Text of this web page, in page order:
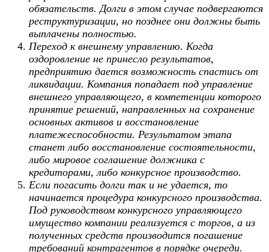
обязательств. Долги в этом случае подвергаются
реструктуризации, но позднее они должны быть
выплачены полностью.
Переход к внешнему управлению. Когда
оздоровление не принесло результатов,
предприятию дается возможность спастись от
ликвидации. Компания попадает под управление
внешнего управляющего, в компетенции которого
принятие решений, направленных на сохранение
основных активов и восстановление
платежеспособности. Результатом этапа
станет либо восстановление состоятельности,
либо мировое соглашение должника с
кредиторами, либо конкурсное производство.
Если погасить долги так и не удается, то
начинается процедура конкурсного производства.
Под руководством конкурсного управляющего
имущество компании реализуется с торгов, а из
полученных средств производится погашение
требований контрагентов в порядке очереди.